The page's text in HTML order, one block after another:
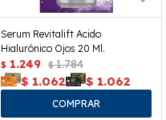
Serum Revitalift Acido
Hialurónico Ojos 20 Ml.
$ 1.249 $ 1.784
$ 1.062 $ 1.062